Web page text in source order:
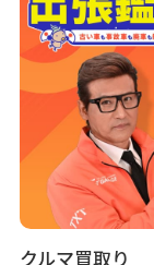
クルマ買取り